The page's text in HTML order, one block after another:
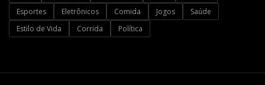
Esportes
Eletrônicos Comida Jogos
Saúde
Estilo de Vida
Corrida Política